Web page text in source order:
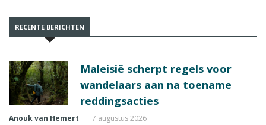
RECENTE BERICHTEN
Maleisië scherpt regels voor
wandelaars aan na toename
reddingsacties
Anouk van Hemert 7 augustus 2026